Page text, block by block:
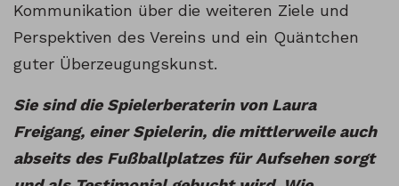
Kommunikation über die weiteren Ziele und
Perspektiven des Vereins und ein Quäntchen
guter Überzeugungskunst.
Sie sind die Spielerberaterin von Laura
Freigang, einer Spielerin, die mittlerweile auch
abseits des Fußballplatzes für Aufsehen sorgt